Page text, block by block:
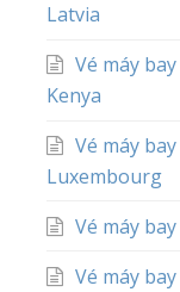
Latvia
Vé máy
Kenya
Vé máy
Luxembourg
Vé máy
Vé máy